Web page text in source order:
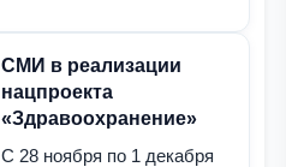
СМИ в реализации
нацпроекта
«Здравоохранение»
С 28 ноября по 1 декабря